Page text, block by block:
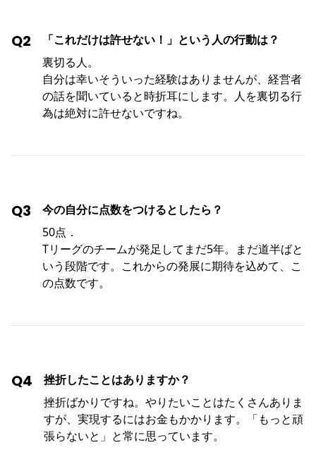
Q2
「これだけは許せない！」という人の行動は？
裏切る人。
自分は幸いそういった経験はありませんが、経営者
の話を聞いていると時折耳にします。人を裏切る行
為は絶対に許せないですね。
Q3
今の自分に点数をつけるとしたら？
50点．
Tリーグのチームが発足してまだ5年。まだ道半ばと
いう段階です。これからの発展に期待を込めて、こ
の点数です。
Q4
挫折したことはありますか？
挫折ばかりですね。やりたいことはたくさんありま
すが、実現するにはお金もかかります。「もっと頑
張らないと」と常に思っています。